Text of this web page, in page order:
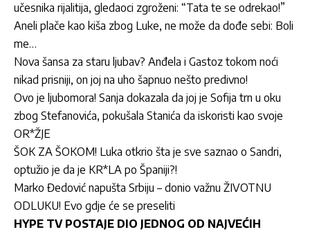
učesnika rijalitija, gledaoci zgroženi: “Tata te se odrekao!”
Aneli plače kao kiša zbog Luke, ne može da dođe sebi: Boli
me…
Nova šansa za staru ljubav? Anđela i Gastoz tokom noći
nikad prisniji, on joj na uho šapnuo nešto predivno!
Ovo je ljubomora! Sanja dokazala da joj je Sofija trn u oku
zbog Stefanovića, pokušala Stanića da iskoristi kao svoje
OR*ŽJE
ŠOK ZA ŠOKOM! Luka otkrio šta je sve saznao o Sandri,
optužio je da je KR*LA po Španiji?!
Marko Đedović napušta Srbiju – donio važnu ŽIVOTNU
ODLUKU! Evo gdje će se preseliti
HYPE TV POSTAJE DIO JEDNOG OD NAJVEĆIH